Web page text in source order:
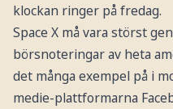
klockan ringer på fredag.
Space X må vara störst
börsnoteringar av heta
det många exempel på i
medie-plattformarna